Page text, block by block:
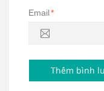
Email*